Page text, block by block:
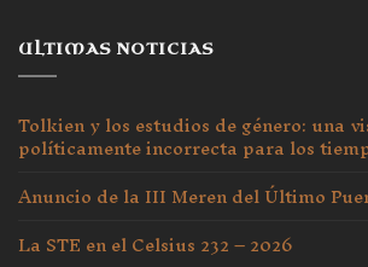
ULTIMAS NOTICIAS
Tolkien y los estudios de género: una
políticamente incorrecta para los
Anuncio de la III Meren del Último
La STE en el Celsius 232 – 2026